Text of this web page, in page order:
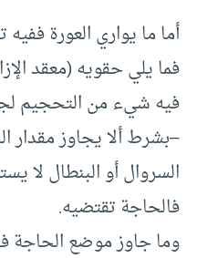
أما ما يواري العورة
فما يلي حقويه (معقد
فيه شيء من التحجيم
–بشرط ألا يجاوز مقدار
السروال أو البنطال لا
فالحاجة تقتضيه.
وما جاوز موضع الحاجة